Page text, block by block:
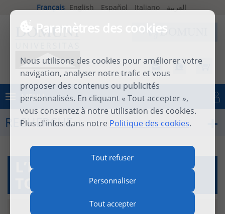
Paramètres des cookies
Nous utilisons des cookies pour améliorer votre
navigation, analyser notre trafic et vous
proposer des contenus ou publicités
personnalisés. En cliquant « Tout accepter »,
vous consentez à notre utilisation des cookies.
Plus d'infos dans notre Politique des cookies.
Tout refuser
Personnaliser
Tout accepter
Français English Español Italiano العربية
MENU Se connecter
RECHERCHE
L’EGLISE DANS LA
TOURMENTE DE 1968
22 novembre 2018|